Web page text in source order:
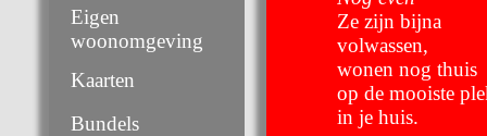
Bundels
Kaarten
Eigen
woonomgeving
Ze zijn bijna
volwassen,
wonen nog thuis
op de mooiste
in je huis.